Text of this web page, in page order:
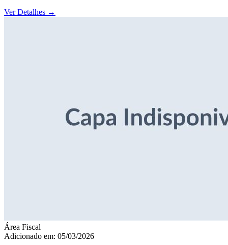
Ver Detalhes →
Área Fiscal
Adicionado em: 05/03/2026